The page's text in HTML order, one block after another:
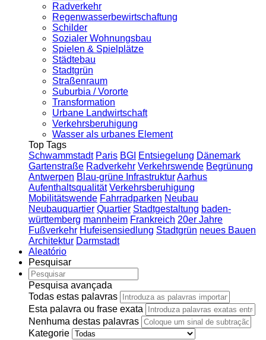
Radverkehr
Regenwasserbewirtschaftung
Schilder
Sozialer Wohnungsbau
Spielen & Spielplätze
Städtebau
Stadtgrün
Straßenraum
Suburbia / Vororte
Transformation
Urbane Landwirtschaft
Verkehrsberuhigung
Wasser als urbanes Element
Top Tags
Schwammstadt Paris BGI Entsiegelung Dänemark
Gartenstraße Radverkehr Verkehrswende Begrünung
Antwerpen Blau-grüne InfrastrukturAarhus
Aufenthaltsqualität Verkehrsberuhigung
Mobilitätswende Fahrradparken Neubau
Neubauquartier Quartier Stadtgestaltung baden-
württemberg mannheim Frankreich 20er Jahre
Fußverkehr Hufeisensiedlung Stadtgrün neues Bauen
Architektur Darmstadt
Aleatório
Pesquisar
Pesquisa avançada
Todas estas palavras
Esta palavra ou frase exata
Nenhuma destas palavras
Kategorie